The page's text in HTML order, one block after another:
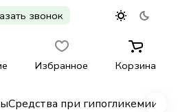
звонок
Избранное Корзина
Средства при гипогликемии